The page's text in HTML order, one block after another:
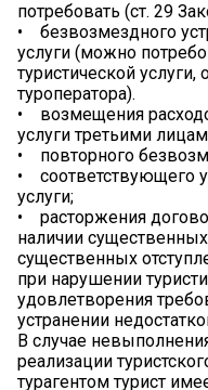
потребовать (ст. 29
• безвозмездного
услуги (можно
туристической
туроператора).
• возмещения
услуги третьими
• повторного
• соответствующего
услуги;
• расторжения
наличии
существенных
при нарушении
удовлетворения
устранении
В случае
реализации
турагентом турист